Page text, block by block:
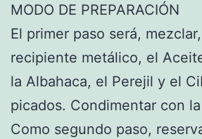
MODO DE PREPARACIÓN
El primer paso será,
recipiente metálico, el
la Albahaca, el Perejil y el
picados. Condimentar con
Como segundo paso,